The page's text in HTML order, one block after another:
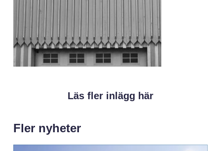
Läs fler inlägg här
Fler nyheter